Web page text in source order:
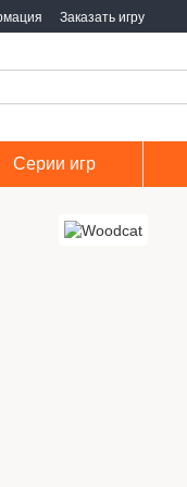
Заказать игру
Серии игр